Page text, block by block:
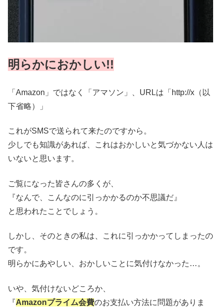
明らかにおかしい!!
「Amazon」ではなく「アマソン」、URLは「http://x（以
下省略）」
これがSMSで送られて来たのですから。
少しでも知識があれば、これはおかしいと気づかない人は
いないと思います。
ご覧になった皆さんの多くが、
『なんで、こんなのに引っかかるのか不思議だ』
と思われたことでしょう。
しかし、そのときの私は、これに引っかかってしまったの
です。
明らかにあやしい、おかしいことに気付けなかった…。
いや、気付けないどころか、
『Amazonプライム会費のお支払い方法に問題がありま